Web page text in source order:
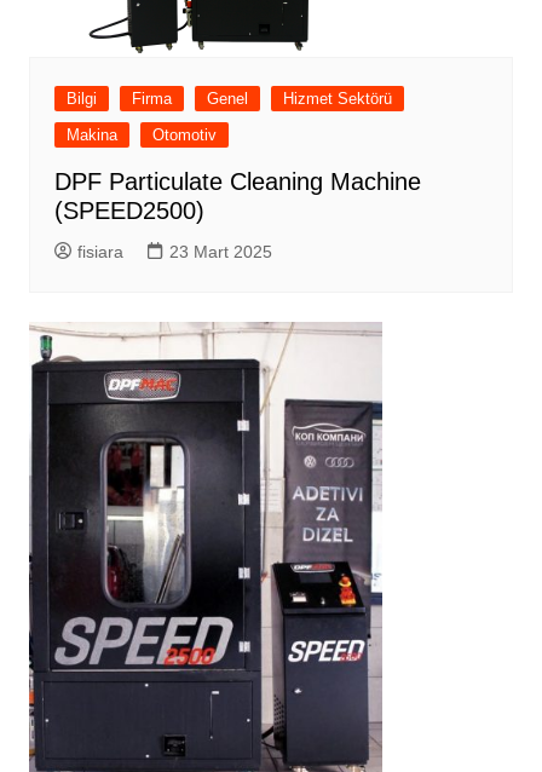
Bilgi Firma Genel
Hizmet Sektörü
Makina
Otomotiv
DPF Particulate Cleaning Machine
(SPEED2500)
fisiara 23 Mart 2025